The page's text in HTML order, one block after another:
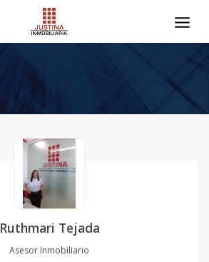
Ruthmari Tejada
Asesor Inmobiliario